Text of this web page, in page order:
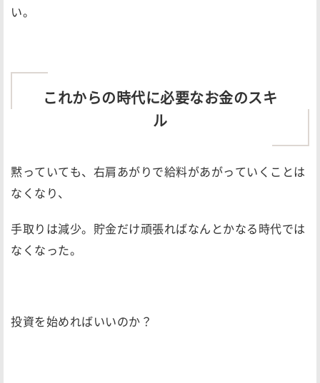
い。
これからの時代に必要なお金のスキ
ル
黙っていても、右肩あがりで給料があがっていくことは
なくなり、
手取りは減少。貯金だけ頑張ればなんとかなる時代では
なくなった。
投資を始めればいいのか？